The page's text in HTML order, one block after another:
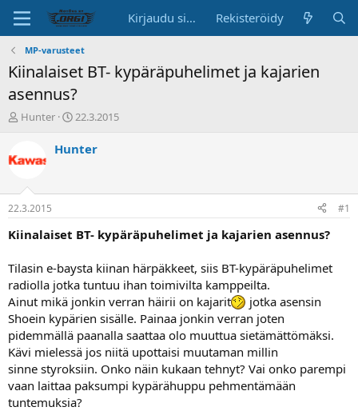
Kirjaudu sisään Rekisteröidy
MP-varusteet
Kiinalaiset BT- kypäräpuhelimet ja kajarien
asennus?
K
k
s
t
e
l
a
l
o
i
t
t
a
j
a
Hunter
A
o
p
ä
ä
22.3.2015
Hunter
22.3.2015 #1
Kiinalaiset BT- kypäräpuhelimet ja kajarien asennus?
Tilasin e-baysta kiinan härpäkkeet, siis BT-kypäräpuhelimet
radiolla jotka tuntuu ihan toimivilta kamppeilta.
Ainut mikä jonkin verran häirii on kajarit
jotka asensin
Shoein kypärien sisälle. Painaa jonkin verran joten
pidemmällä paanalla saattaa olo muuttua sietämättömäksi.
Kävi mielessä jos niitä upottaisi muutaman millin
sinne styroksiin. Onko näin kukaan tehnyt? Vai onko parempi
vaan laittaa paksumpi kypärähuppu pehmentämään
tuntemuksia?